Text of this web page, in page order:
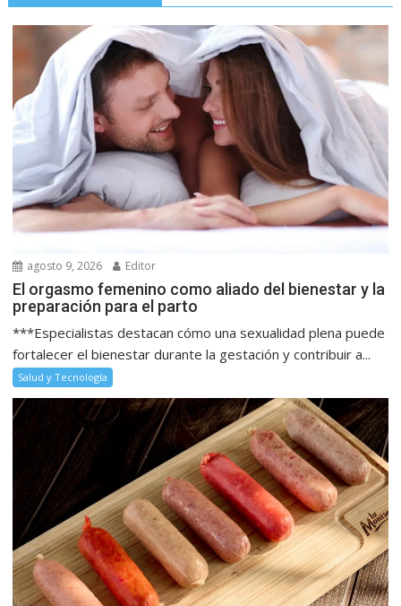
agosto 9, 2026 Editor
El orgasmo femenino como aliado del bienestar y la
preparación para el parto
***Especialistas destacan cómo una sexualidad plena puede
fortalecer el bienestar durante la gestación y contribuir a...
Salud y Tecnología